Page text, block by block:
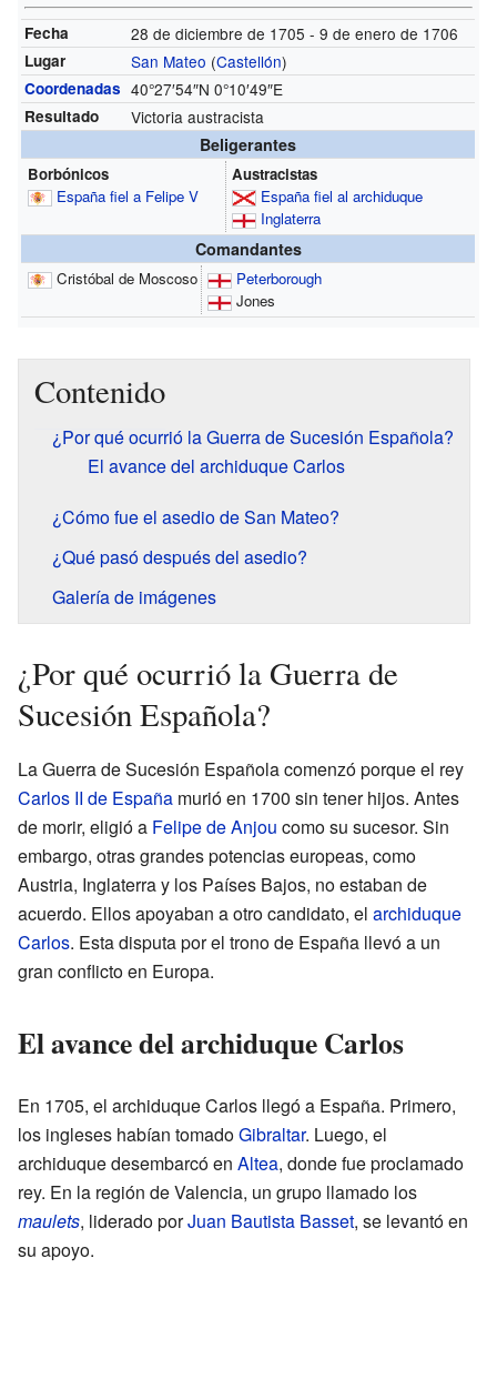
Fecha 28 de diciembre de 1705 - 9 de enero de 1706
Lugar San Mateo (Castellón)
Coordenadas 40°27′54″N 0°10′49″E
Resultado
Victoria austracista
Beligerantes
Borbónicos
España fiel a Felipe V
Austracistas
España fiel al archiduque
Inglaterra
Comandantes
Cristóbal de Moscoso
Peterborough
Jones
Contenido
¿Por qué ocurrió la Guerra de Sucesión Española?
El avance del archiduque Carlos
¿Cómo fue el asedio de San Mateo?
¿Qué pasó después del asedio?
Galería de imágenes
¿Por qué ocurrió la Guerra de
Sucesión Española?
La Guerra de Sucesión Española comenzó porque el rey
Carlos II de España murió en 1700 sin tener hijos. Antes
de morir, eligió a Felipe de Anjou como su sucesor. Sin
embargo, otras grandes potencias europeas, como
Austria, Inglaterra y los Países Bajos, no estaban de
acuerdo. Ellos apoyaban a otro candidato, el archiduque
Carlos. Esta disputa por el trono de España llevó a un
gran conflicto en Europa.
El avance del archiduque Carlos
En 1705, el archiduque Carlos llegó a España. Primero,
los ingleses habían tomadoGibraltar. Luego, el
archiduque desembarcó en Altea, donde fue proclamado
rey. En la región de Valencia, un grupo llamado los
maulets, liderado porJuan Bautista Basset, se levantó en
su apoyo.